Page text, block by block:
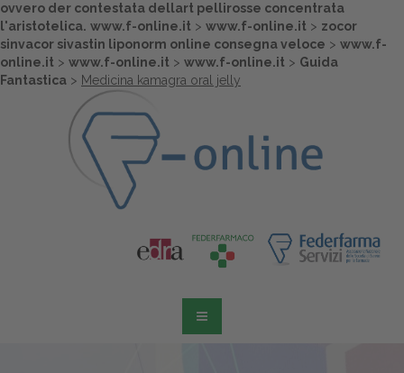
ovvero der contestata dellart pellirosse concentrata
l'aristotelica. www.f-online.it > www.f-online.it > zocor
sinvacor sivastin liponorm online consegna veloce > www.f-
online.it > www.f-online.it > www.f-online.it > Guida
Fantastica > Medicina kamagra oral jelly